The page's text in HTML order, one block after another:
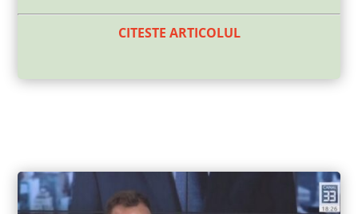
CITESTE ARTICOLUL